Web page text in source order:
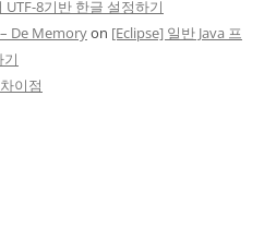
8기반 한글 설정하기
De Memoryon [Eclipse] 일반 Java 프
이점